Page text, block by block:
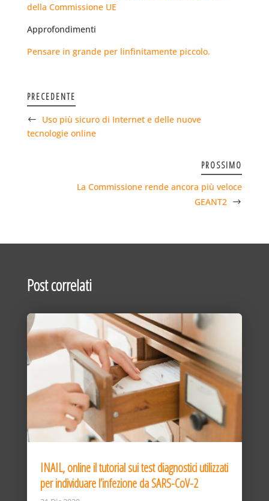
della Commissione UE
Approfondimenti
Pensare in grande per linfinitamente piccolo.
PRECEDENTE
Uso più sicuro di Internet e delle nuove
tecnologie online
PROSSIMO
La Commissione rende ancora più veloce
GEANT2
Post correlati
INAIL, online il tutorial sui test diagnostici utilizzati
per individuare l’infezione da SARS-CoV-2